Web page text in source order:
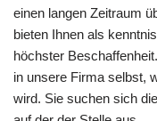
einen langen Zeitraum
bieten Ihnen als
höchster
in unsere Firma selbst,
wird. Sie suchen sich